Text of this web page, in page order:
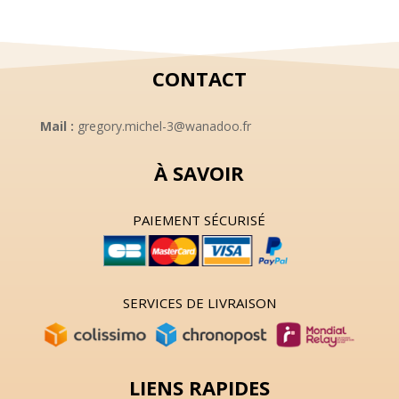
CONTACT
Mail : gregory.michel-3@wanadoo.fr
À SAVOIR
PAIEMENT SÉCURISÉ
SERVICES DE LIVRAISON
LIENS RAPIDES